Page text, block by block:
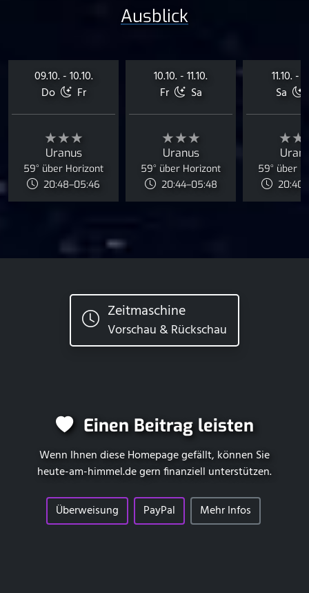
Ausblick
09.10. - 10.10.
Do
Fr
★★★
Uranus
59° über Horizont
20:48–05:46
10.10. - 11.10.
Fr
Sa
★★★
Uranus
59° über Horizont
20:44–05:48
11.10. -
Sa
59° über
Zeitmaschine
Vorschau & Rückschau
Einen Beitrag leisten
Wenn Ihnen diese Homepage gefällt, können Sie
heute-am-himmel.degern finanziell unterstützen.
Überweisung PayPal Mehr Infos